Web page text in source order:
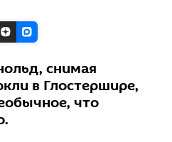
снимая
в Глостершире,
что